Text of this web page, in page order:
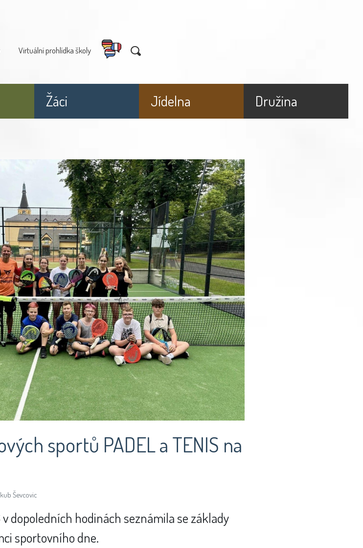
Virtuální prohlídka školy
Žáci Jídelna Družina
sportů PADEL a TENIS na
Ševcovic
v dopoledních hodinách seznámila se základy
sportovního dne.